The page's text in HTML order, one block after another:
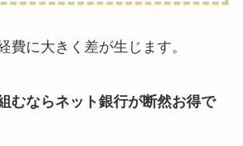
費に大きく差が生じます。
むならネット銀行が断然お得で